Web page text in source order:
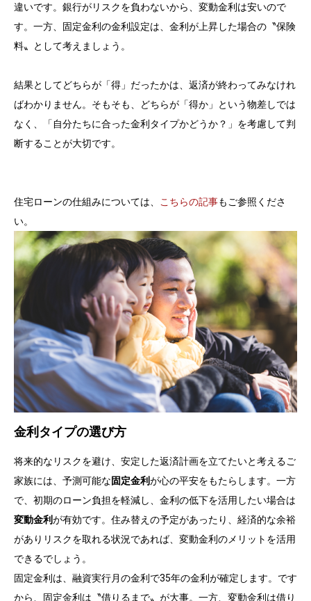
違いです。銀行がリスクを負わないから、変動金利は安いので
す。一方、固定金利の金利設定は、金利が上昇した場合の〝保険
料〟として考えましょう。
結果としてどちらが「得」だったかは、返済が終わってみなけれ
ばわかりません。そもそも、どちらが「得か」という物差しでは
なく、「自分たちに合った金利タイプかどうか？」を考慮して判
断することが大切です。
住宅ローンの仕組みについては、 こちらの記事もご参照くださ
い。
金利タイプの選び方
将来的なリスクを避け、安定した返済計画を立てたいと考えるご
家族には、予測可能な固定金利が心の平安をもたらします。一方
で、初期のローン負担を軽減し、金利の低下を活用したい場合は
変動金利が有効です。住み替えの予定があったり、経済的な余裕
がありリスクを取れる状況であれば、変動金利のメリットを活用
できるでしょう。
固定金利は、融資実行月の金利で35年の金利が確定します。です
から、固定金利は〝借りるまで〟が大事。一方、変動金利は借り